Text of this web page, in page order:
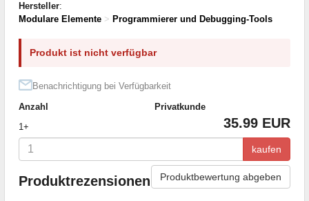
Hersteller:
Modulare Elemente > Programmierer und Debugging-Tools
Produkt ist nicht verfügbar
Benachrichtigung bei Verfügbarkeit
Anzahl
Privatkunde
1+
35.99 EUR
kaufen
Produktrezensionen Produktbewertung abgeben